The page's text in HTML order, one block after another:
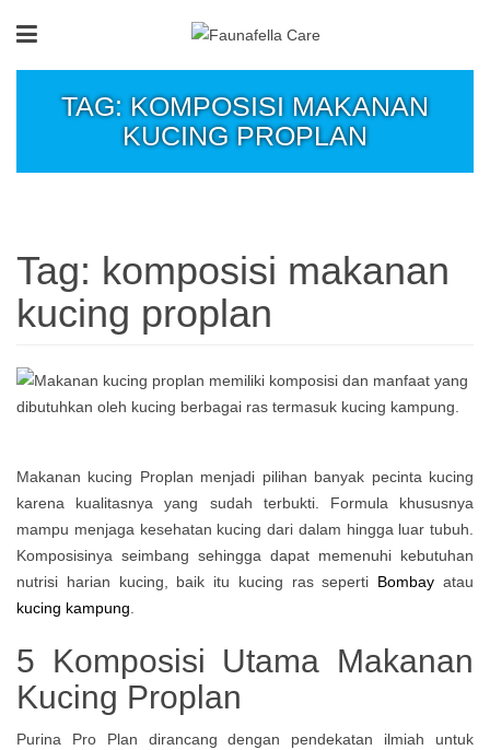
TAG: KOMPOSISI MAKANAN
KUCING PROPLAN
Tag: komposisi makanan
kucing proplan
Makanan kucing Proplan menjadi pilihan banyak pecinta kucing
karena kualitasnya yang sudah terbukti. Formula khususnya
mampu menjaga kesehatan kucing dari dalam hingga luar tubuh.
Komposisinya seimbang sehingga dapat memenuhi kebutuhan
nutrisi harian kucing, baik itu kucing ras seperti Bombay atau
kucing kampung
5 Komposisi Utama Makanan
Kucing Proplan
Purina Pro Plan dirancang dengan pendekatan ilmiah untuk